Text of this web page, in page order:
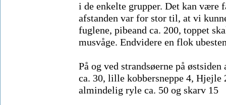
i de enkelte grupper. Det kan være
afstanden var for stor til, at vi
fuglene, pibeand ca. 200, toppet
musvåge. Endvidere en flok
På og ved strandsøerne på
ca. 30, lille kobbersneppe 4, Hjejle
almindelig ryle ca. 50 og skarv 15